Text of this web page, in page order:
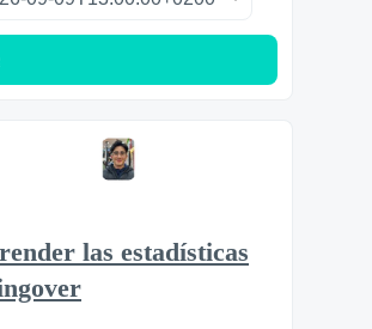
las estadísticas